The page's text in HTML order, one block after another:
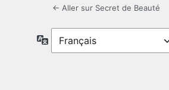
← Aller sur Secret de Beauté
Langue